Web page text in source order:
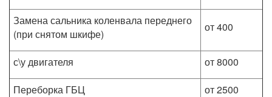
Замена сальника коленвала переднего
(при снятом шкифе)
от 400
с\у двигателя
от 8000
Переборка ГБЦ
от 2500